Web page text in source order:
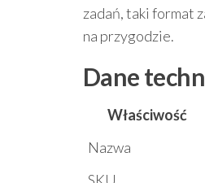
zadań, taki format
na przygodzie.
Dane
Właściwość
Nazwa